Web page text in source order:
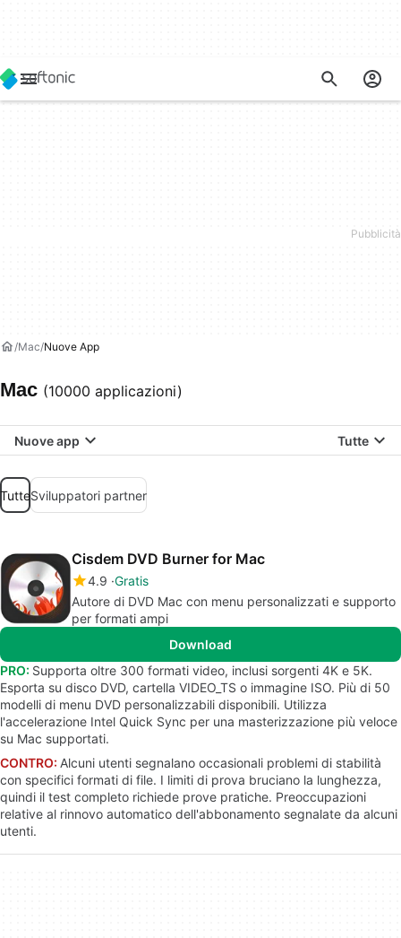
Mac Nuove App
Mac (10000 applicazioni)
Nuove app Tutte
TutteSviluppatori partner
Cisdem DVD Burner for Mac
4.9 Gratis
Autore di DVD Mac con menu personalizzati e supporto
per formati ampi
Download
PRO: Supporta oltre 300 formati video, inclusi sorgenti 4K e 5K.
Esporta su disco DVD, cartella VIDEO_TS o immagine ISO. Più di 50
modelli di menu DVD personalizzabili disponibili. Utilizza
l'accelerazione Intel Quick Sync per una masterizzazione più veloce
su Mac supportati.
CONTRO: Alcuni utenti segnalano occasionali problemi di stabilità
con specifici formati di file. I limiti di prova bruciano la lunghezza,
quindi il test completo richiede prove pratiche. Preoccupazioni
relative al rinnovo automatico dell'abbonamento segnalate da alcuni
utenti.